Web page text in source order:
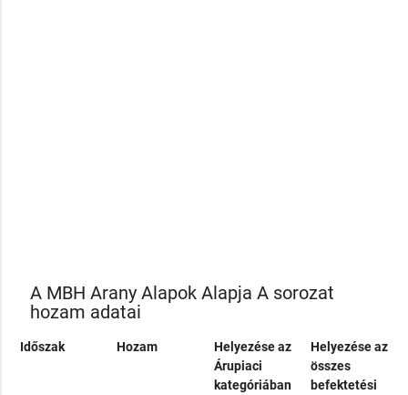
A MBH Arany Alapok Alapja A sorozat
hozam adatai
Időszak Hozam
Helyezése az
Árupiaci
kategóriában
Helyezése az
összes
befektetési